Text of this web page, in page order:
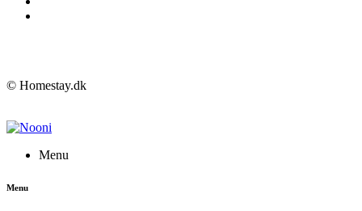
© Homestay.dk
Menu
Menu